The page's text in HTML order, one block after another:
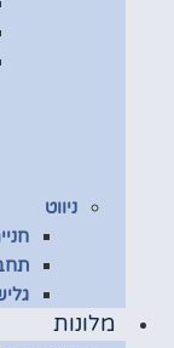
ניווט
מלונות